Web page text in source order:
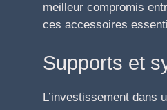
meilleur compromis
ces accessoires
Supports et
L’investissement dans